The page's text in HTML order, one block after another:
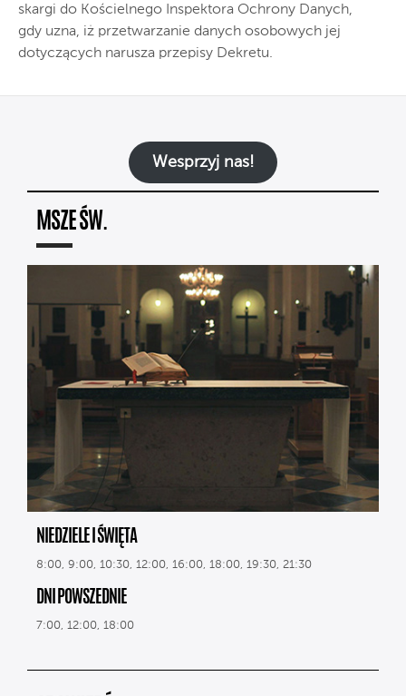
skargi do Kościelnego Inspektora Ochrony Danych,
gdy uzna, iż przetwarzanie danych osobowych jej
dotyczących narusza przepisy Dekretu.
Wesprzyj nas!
MSZE ŚW.
NIEDZIELE I ŚWIĘTA
8:00, 9:00, 10:30, 12:00, 16:00, 18:00, 19:30, 21:30
DNI POWSZEDNIE
7:00, 12:00, 18:00